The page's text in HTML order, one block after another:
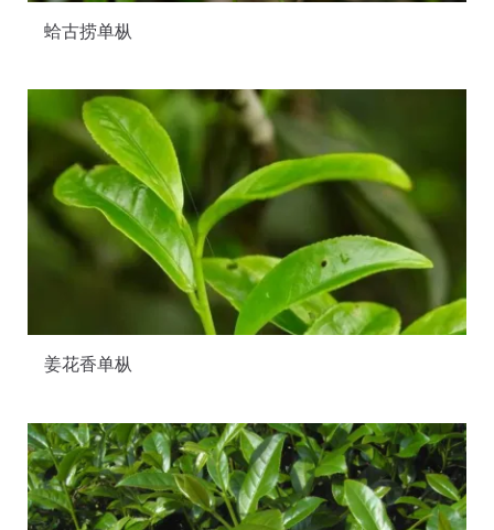
蛤古捞单枞
姜花香单枞